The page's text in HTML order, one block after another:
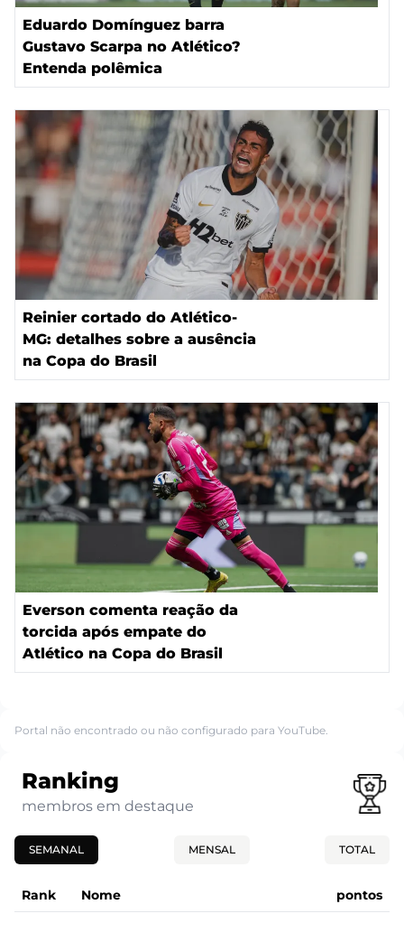
Eduardo Domínguez barra
Gustavo Scarpa no Atlético?
Entenda polêmica
Reinier cortado do Atlético-
MG: detalhes sobre a ausência
na Copa do Brasil
Everson comenta reação da
torcida após empate do
Atlético na Copa do Brasil
Portal não encontrado ou não configurado para YouTube.
Ranking
membros em destaque
SEMANAL MENSAL TOTAL
Rank Nome pontos